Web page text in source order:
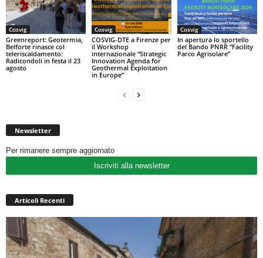
Cosvig
Greenreport: Geotermia,
Belforte rinasce col
teleriscaldamento:
Radicondoli in festa il 23
agosto
Cosvig
COSVIG-DTE a Firenze per
il Workshop
internazionale “Strategic
Innovation Agenda for
Geothermal Exploitation
in Europe”
Cosvig
In apertura lo sportello
del Bando PNRR “Facility
Parco Agrisolare”
Newsletter
Per rimanere sempre aggiornato
Iscriviti alla newsletter
Articoli Recenti